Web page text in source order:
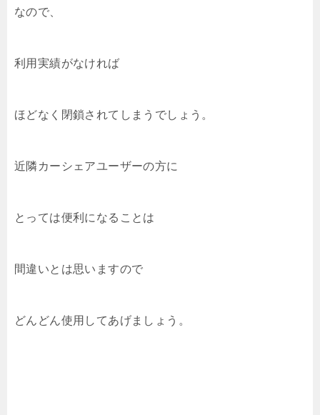
なので、
利用実績がなければ
ほどなく閉鎖されてしまうでしょう。
近隣カーシェアユーザーの方に
とっては便利になることは
間違いとは思いますので
どんどん使用してあげましょう。